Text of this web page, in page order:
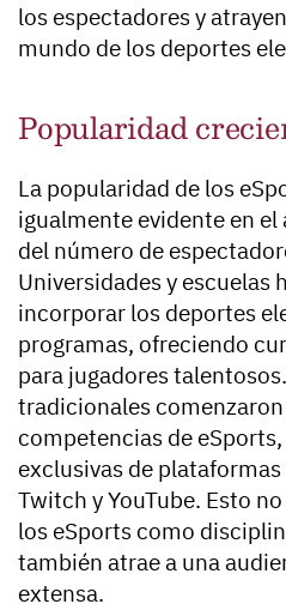
los espectadores y
mundo de los deportes
Popularidad
La popularidad de los
igualmente evidente en
del número de
Universidades y escuelas
incorporar los deportes
programas, ofreciendo
para jugadores
tradicionales
competencias de
exclusivas de
Twitch y YouTube. Esto
los eSports como
también atrae a una
extensa.